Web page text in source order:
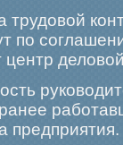
трудовой
по
центр
предприятия.